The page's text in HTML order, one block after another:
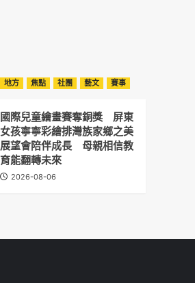
地方 焦點 社團 藝文 賽事
國際兒童繪畫賽奪銅獎 屏東
女孩寧寧彩繪排灣族家鄉之美
展望會陪伴成長 母親相信教
育能翻轉未來
2026-08-06